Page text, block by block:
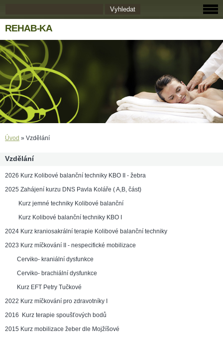
REHAB-KA
Úvod » Vzdělání
Vzdělání
2026 Kurz Kolibové balanční techniky KBO II - žebra
2025 Zahájení kurzu DNS Pavla Koláře ( A,B, část)
Kurz jemné techniky Kolibové balanční
Kurz Kolibové balanční techniky KBO I
2024 Kurz kraniosakrální terapie Kolibové balanční techniky
2023 Kurz míčkování II - nespecifické mobilizace
Cerviko- kraniální dysfunkce
Cerviko- brachiální dysfunkce
Kurz EFT Petry Tučkové
2022 Kurz míčkování pro zdravotníky I
2016 Kurz terapie spoušťových bodů
2015 Kurz mobilizace žeber dle Mojžíšové